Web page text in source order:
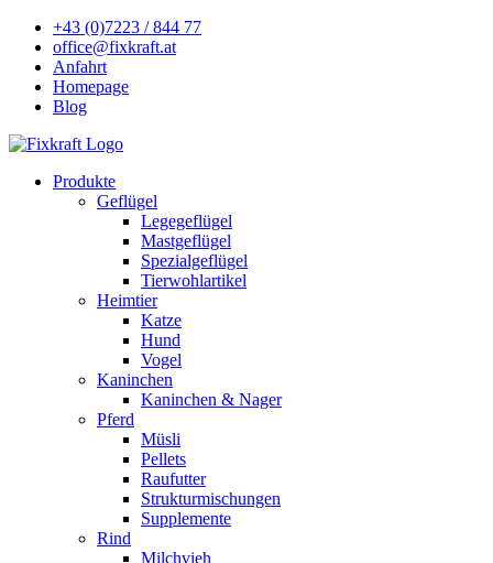
+43 (0)7223 / 844 77
office@fixkraft.at
Anfahrt
Homepage
Blog
Produkte
Geflügel
Legegeflügel
Mastgeflügel
Spezialgeflügel
Tierwohlartikel
Heimtier
Katze
Hund
Vogel
Kaninchen
Kaninchen & Nager
Pferd
Müsli
Pellets
Raufutter
Strukturmischungen
Supplemente
Rind
Milchvieh